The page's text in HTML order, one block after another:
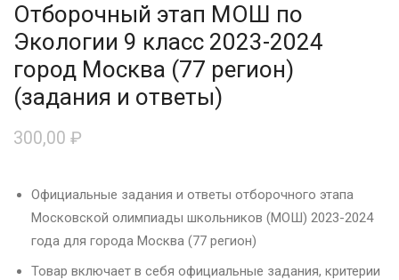
Отборочный этап МОШ по
Экологии 9 класс 2023-2024
город Москва (77 регион)
(задания и ответы)
300,00 ₽
Официальные задания и ответы отборочного этапа
Московской олимпиады школьников (МОШ) 2023-2024
года для города Москва (77 регион)
Товар включает в себя официальные задания, критерии